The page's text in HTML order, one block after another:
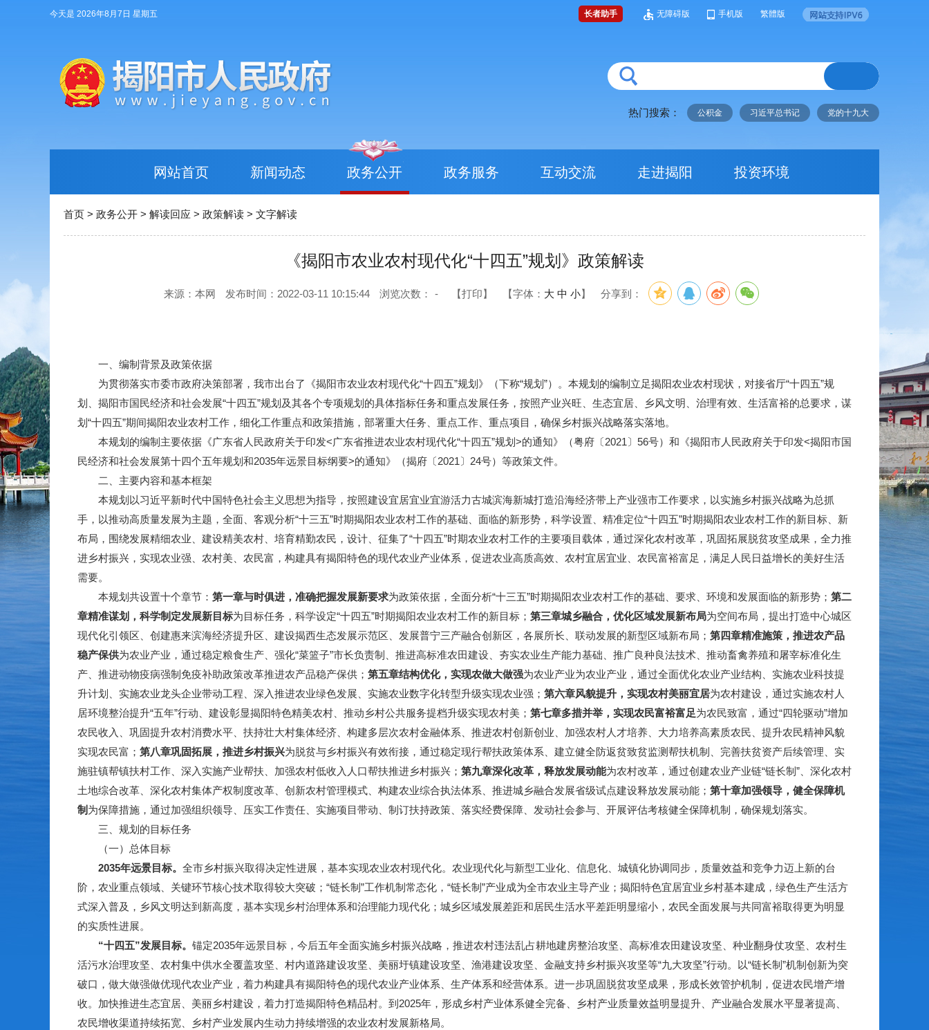
今天是 2026年8月7日 星期五 长者助手 无障碍版 手机版 繁體版
热门搜索： 公积金 习近平总书记 党的十九大
网站首页 新闻动态 政务公开 政务服务 互动交流 走进揭阳 投资环境
首页 > 政务公开 > 解读回应 > 政策解读 > 文字解读
《揭阳市农业农村现代化“十四五”规划》政策解读
来源：本网 发布时间：2022-03-11 10:15:44 浏览次数： - 【打印】 【字体： 大 中 小】 分享到：
一、编制背景及政策依据
为贯彻落实市委市政府决策部署，我市出台了《揭阳市农业农村现代化“十四五”规划》（下称“规划”）。本规划的编制立足揭阳农业农村现状，对接省厅“十四五”规
划、揭阳市国民经济和社会发展“十四五”规划及其各个专项规划的具体指标任务和重点发展任务，按照产业兴旺、生态宜居、乡风文明、治理有效、生活富裕的总要求，谋
划“十四五”期间揭阳农业农村工作，细化工作重点和政策措施，部署重大任务、重点工作、重点项目，确保乡村振兴战略落实落地。
本规划的编制主要依据《广东省人民政府关于印发<广东省推进农业农村现代化“十四五”规划>的通知》（粤府〔2021〕56号）和《揭阳市人民政府关于印发<揭阳市国
民经济和社会发展第十四个五年规划和2035年远景目标纲要>的通知》（揭府〔2021〕24号）等政策文件。
二、主要内容和基本框架
本规划以习近平新时代中国特色社会主义思想为指导，按照建设宜居宜业宜游活力古城滨海新城打造沿海经济带上产业强市工作要求，以实施乡村振兴战略为总抓
手，以推动高质量发展为主题，全面、客观分析“十三五”时期揭阳农业农村工作的基础、面临的新形势，科学设置、精准定位“十四五”时期揭阳农业农村工作的新目标、新
布局，围绕发展精细农业、建设精美农村、培育精勤农民，设计、征集了“十四五”时期农业农村工作的主要项目载体，通过深化农村改革，巩固拓展脱贫攻坚成果，全力推
进乡村振兴，实现农业强、农村美、农民富，构建具有揭阳特色的现代农业产业体系，促进农业高质高效、农村宜居宜业、农民富裕富足，满足人民日益增长的美好生活
需要。
本规划共设置十个章节： 第一章与时俱进，准确把握发展新要求为政策依据，全面分析“十三五”时期揭阳农业农村工作的基础、要求、环境和发展面临的新形势； 第二
章精准谋划，科学制定发展新目标为目标任务，科学设定“十四五”时期揭阳农业农村工作的新目标； 第三章城乡融合，优化区域发展新布局为空间布局，提出打造中心城区
现代化引领区、创建惠来滨海经济提升区、建设揭西生态发展示范区、发展普宁三产融合创新区，各展所长、联动发展的新型区域新布局； 第四章精准施策，推进农产品
稳产保供为农业产业，通过稳定粮食生产、强化“菜篮子”市长负责制、推进高标准农田建设、夯实农业生产能力基础、推广良种良法技术、推动畜禽养殖和屠宰标准化生
产、推进动物疫病强制免疫补助政策改革推进农产品稳产保供； 第五章结构优化，实现农做大做强为农业产业为农业产业，通过全面优化农业产业结构、实施农业科技提
升计划、实施农业龙头企业带动工程、深入推进农业绿色发展、实施农业数字化转型升级实现农业强； 第六章风貌提升，实现农村美丽宜居为农村建设，通过实施农村人
居环境整治提升“五年”行动、建设彰显揭阳特色精美农村、推动乡村公共服务提档升级实现农村美； 第七章多措并举，实现农民富裕富足为农民致富，通过“四轮驱动”增加
农民收入、巩固提升农村消费水平、扶持壮大村集体经济、构建多层次农村金融体系、推进农村创新创业、加强农村人才培养、大力培养高素质农民、提升农民精神风貌
实现农民富； 第八章巩固拓展，推进乡村振兴为脱贫与乡村振兴有效衔接，通过稳定现行帮扶政策体系、建立健全防返贫致贫监测帮扶机制、完善扶贫资产后续管理、实
施驻镇帮镇扶村工作、深入实施产业帮扶、加强农村低收入人口帮扶推进乡村振兴； 第九章深化改革，释放发展动能为农村改革，通过创建农业产业链“链长制”、深化农村
土地综合改革、深化农村集体产权制度改革、创新农村管理模式、构建农业综合执法体系、推进城乡融合发展省级试点建设释放发展动能； 第十章加强领导，健全保障机
制 为保障措施，通过加强组织领导、压实工作责任、实施项目带动、制订扶持政策、落实经费保障、发动社会参与、开展评估考核健全保障机制，确保规划落实。
三、规划的目标任务
（一）总体目标
2035年远景目标。 全市乡村振兴取得决定性进展，基本实现农业农村现代化。农业现代化与新型工业化、信息化、城镇化协调同步，质量效益和竞争力迈上新的台
阶，农业重点领域、关键环节核心技术取得较大突破；“链长制”工作机制常态化，“链长制”产业成为全市农业主导产业；揭阳特色宜居宜业乡村基本建成，绿色生产生活方
式深入普及，乡风文明达到新高度，基本实现乡村治理体系和治理能力现代化；城乡区域发展差距和居民生活水平差距明显缩小，农民全面发展与共同富裕取得更为明显
的实质性进展。
“十四五”发展目标。 锚定2035年远景目标，今后五年全面实施乡村振兴战略，推进农村违法乱占耕地建房整治攻坚、高标准农田建设攻坚、种业翻身仗攻坚、农村生
活污水治理攻坚、农村集中供水全覆盖攻坚、村内道路建设攻坚、美丽圩镇建设攻坚、渔港建设攻坚、金融支持乡村振兴攻坚等“九大攻坚”行动。以“链长制”机制创新为突
破口，做大做强做优现代农业产业，着力构建具有揭阳特色的现代农业产业体系、生产体系和经营体系。进一步巩固脱贫攻坚成果，形成长效管护机制，促进农民增产增
收。加快推进生态宜居、美丽乡村建设，着力打造揭阳特色精品村。到2025年，形成乡村产业体系健全完备、乡村产业质量效益明显提升、产业融合发展水平显著提高、
农民增收渠道持续拓宽、乡村产业发展内生动力持续增强的农业农村发展新格局。